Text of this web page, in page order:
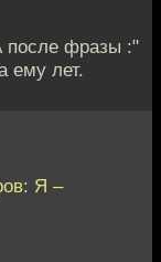
после фразы :"
ему лет.
Я –